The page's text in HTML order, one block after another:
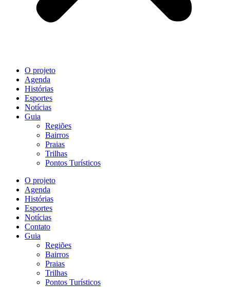
O projeto
Agenda
Histórias
Esportes
Notícias
Guia
Regiões
Bairros
Praias
Trilhas
Pontos Turísticos
O projeto
Agenda
Histórias
Esportes
Notícias
Contato
Guia
Regiões
Bairros
Praias
Trilhas
Pontos Turísticos